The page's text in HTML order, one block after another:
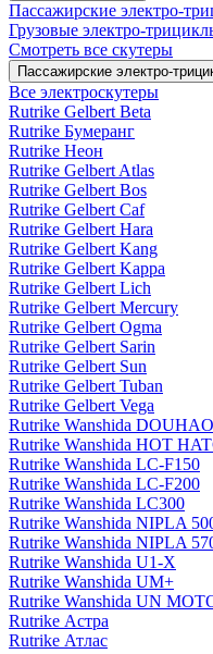
Пассажирские
Грузовые
Смотреть все скутеры
Пассажирские
Все электро­скутеры
Rutrike Gelbert Beta
Rutrike Бумеранг
Rutrike Неон
Rutrike Gelbert Atlas
Rutrike Gelbert Bos
Rutrike Gelbert Caf
Rutrike Gelbert Hara
Rutrike Gelbert Kang
Rutrike Gelbert Kappa
Rutrike Gelbert Lich
Rutrike Gelbert Mercury
Rutrike Gelbert Ogma
Rutrike Gelbert Sarin
Rutrike Gelbert Sun
Rutrike Gelbert Tuban
Rutrike Gelbert Vega
Rutrike Wanshida DOUHAO
Rutrike Wanshida HOT
Rutrike Wanshida LC-F150
Rutrike Wanshida LC-F200
Rutrike Wanshida LC300
Rutrike Wanshida NIPLA
Rutrike Wanshida NIPLA
Rutrike Wanshida U1-X
Rutrike Wanshida UM+
Rutrike Wanshida UN
Rutrike Астра
Rutrike Атлас